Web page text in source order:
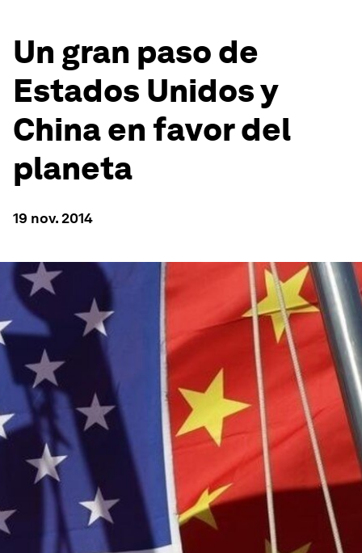
Un gran paso de
Estados Unidos y
China en favor del
planeta
19 nov. 2014